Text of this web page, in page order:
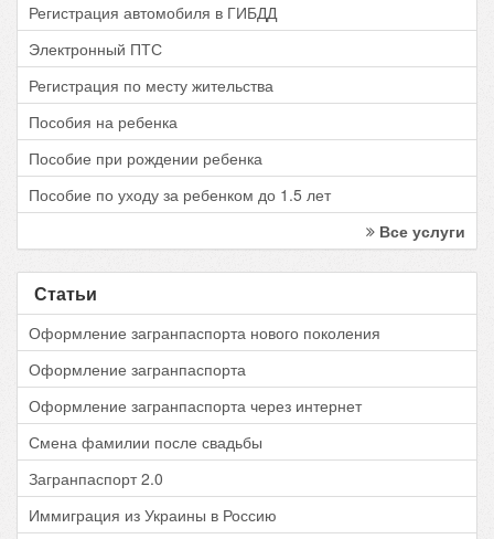
Регистрация автомобиля в ГИБДД
Электронный ПТС
Регистрация по месту жительства
Пособия на ребенка
Пособие при рождении ребенка
Пособие по уходу за ребенком до 1.5 лет
Все услуги
Статьи
Оформление загранпаспорта нового поколения
Оформление загранпаспорта
Оформление загранпаспорта через интернет
Смена фамилии после свадьбы
Загранпаспорт 2.0
Иммиграция из Украины в Россию